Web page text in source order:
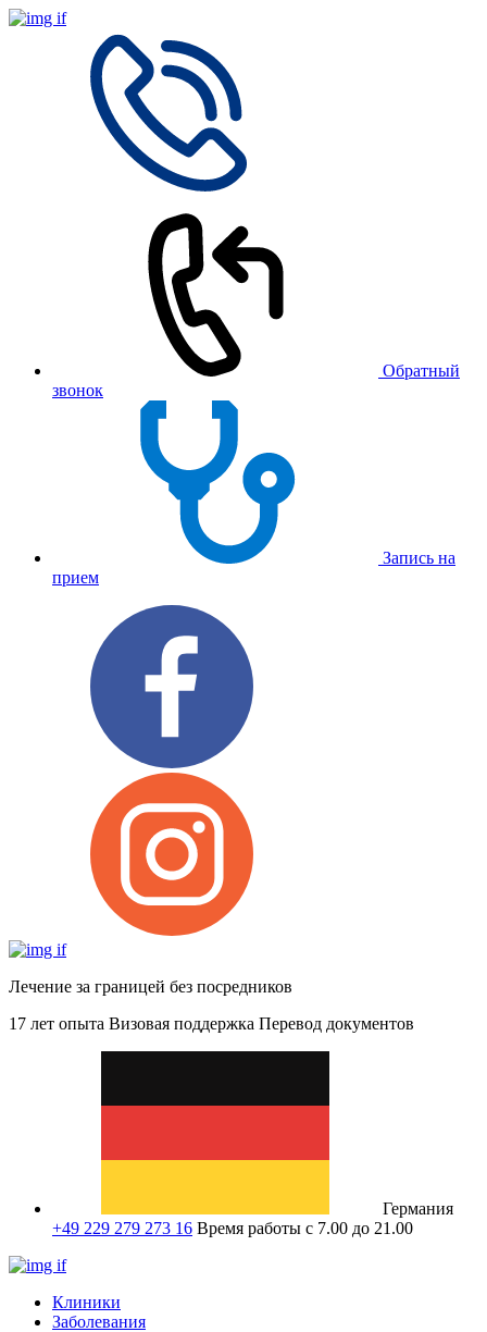
Обратный
звонок
Запись на
прием
Лечение за границей без посредников
17 лет опыта Визовая поддержка Перевод документов
Германия
+49 229 279 273 16 Время работы с 7.00 до 21.00
Клиники
Заболевания